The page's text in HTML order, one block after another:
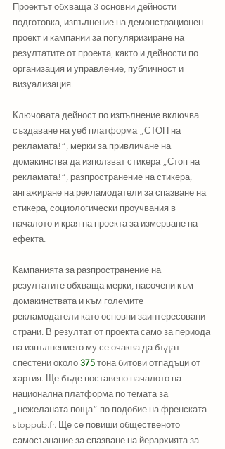
Проектът обхваща 3 основни дейности -
подготовка, изпълнение на демонстрационен
проект и кампании за популяризиране на
резултатите от проекта, както и дейности по
организация и управление, публичност и
визуализация.
Ключовата дейност по изпълнение включва
създаване на уеб платформа „СТОП на
рекламата!“, мерки за привличане на
домакинства да използват стикера „Стоп на
рекламата!“, разпространение на стикера,
ангажиране на рекламодатели за спазване на
стикера, социологически проучвания в
началото и края на проекта за измерване на
ефекта.
Кампанията за разпространение на
резултатите обхваща мерки, насочени към
домакинствата и към големите
рекламодатели като основни заинтересовани
страни. В резултат от проекта само за периода
на изпълнението му се очаква да бъдат
спестени около 375 тона битови отпадъци от
хартия. Ще бъде поставено началото на
национална платформа по темата за
„нежеланата поща“ по подобие на френската
stoppub.fr. Ще се повиши общественото
самосъзнание за спазване на йерархията за